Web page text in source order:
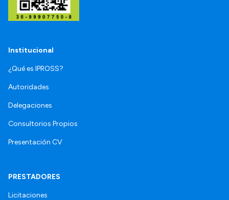
Institucional
¿Qué es IPROSS?
Autoridades
Delegaciones
Consultorios Propios
Presentación CV
PRESTADORES
Licitaciones